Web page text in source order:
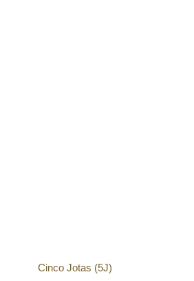
Cinco Jotas (5J)